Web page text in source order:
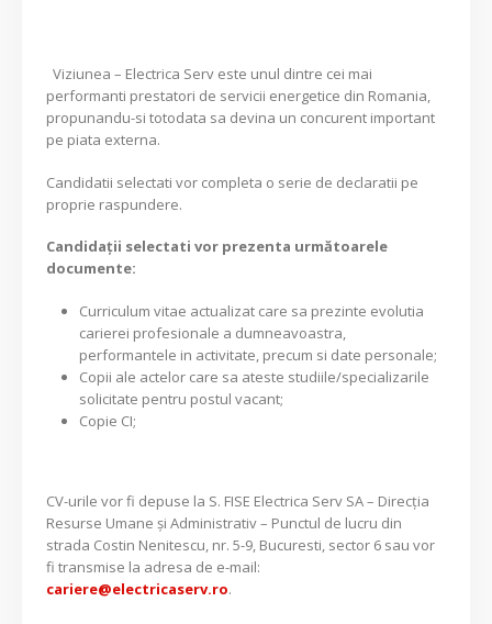
Viziunea – Electrica Serv este unul dintre cei mai
performanti prestatori de servicii energetice din Romania,
propunandu-si totodata sa devina un concurent important
pe piata externa.
Candidatii selectati vor completa o serie de declaratii pe
proprie raspundere.
Candidaţii selectati vor prezenta următoarele
documente:
Curriculum vitae actualizat care sa prezinte evolutia
carierei profesionale a dumneavoastra,
performantele in activitate, precum si date personale;
Copii ale actelor care sa ateste studiile/specializarile
solicitate pentru postul vacant;
Copie CI;
CV-urile vor fi depuse la S. FISE Electrica Serv SA – Direcția
Resurse Umane și Administrativ – Punctul de lucru din
strada Costin Nenitescu, nr. 5-9, Bucuresti, sector 6 sau vor
fi transmise la adresa de e-mail:
cariere@electricaserv.ro.